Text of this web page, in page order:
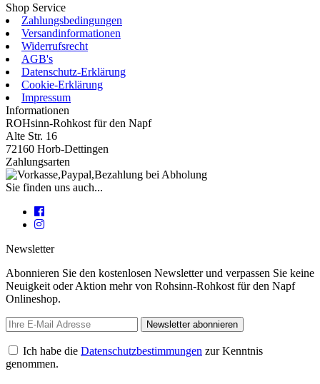
Shop Service
Zahlungsbedingungen
Versandinformationen
Widerrufsrecht
AGB's
Datenschutz-Erklärung
Cookie-Erklärung
Impressum
Informationen
ROHsinn-Rohkost für den Napf
Alte Str. 16
72160 Horb-Dettingen
Zahlungsarten
Sie finden uns auch...
Newsletter
Abonnieren Sie den kostenlosen Newsletter und verpassen Sie keine
Neuigkeit oder Aktion mehr von Rohsinn-Rohkost für den Napf
Onlineshop.
Newsletter abonnieren
Ich habe die Datenschutzbestimmungen zur Kenntnis
genommen.